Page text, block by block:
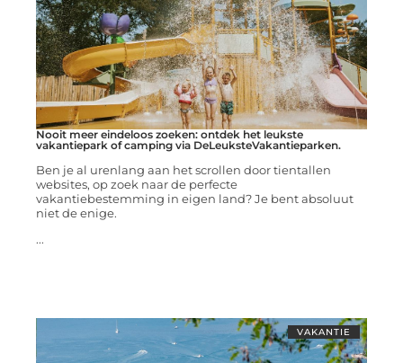
Nooit meer eindeloos zoeken: ontdek het leukste
vakantiepark of camping via DeLeuksteVakantieparken.
Ben je al urenlang aan het scrollen door tientallen
websites, op zoek naar de perfecte
vakantiebestemming in eigen land? Je bent absoluut
niet de enige.
...
VAKANTIE